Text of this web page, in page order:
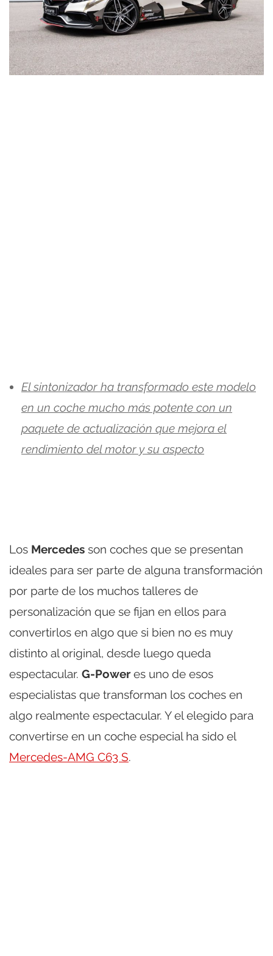
El sintonizador ha transformado este modelo
en un coche mucho más potente con un
paquete de actualización que mejora el
rendimiento del motor y su aspecto
Los Mercedes son coches que se presentan
ideales para ser parte de alguna transformación
por parte de los muchos talleres de
personalización que se fijan en ellos para
convertirlos en algo que si bien no es muy
distinto al original, desde luego queda
espectacular. G-Power es uno de esos
especialistas que transforman los coches en
algo realmente espectacular. Y el elegido para
convertirse en un coche especial ha sido el
Mercedes-AMG C63 S.